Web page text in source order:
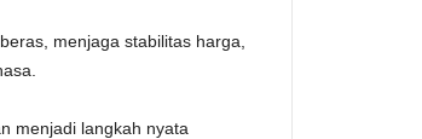
menjaga stabilitas harga,
menjadi langkah nyata